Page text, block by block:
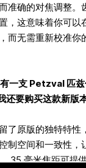
准确的对焦调整。
，这意味着你可
而无需重新校准你
一支 Petzval 匹
还要购买这款新版
了原版的独特特性
制空间和一致性，
35 毫米焦距可提